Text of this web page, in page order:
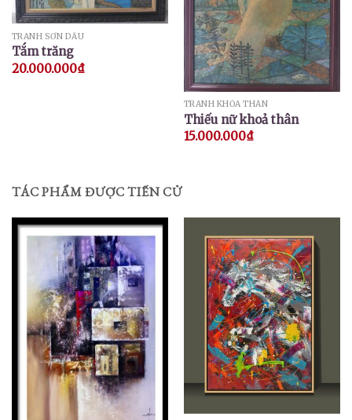
TRANH SƠN DẦU
Tắm trăng
20.000.000₫
TRANH KHỎA THÂN
Thiếu nữ khoả thân
15.000.000₫
TÁC PHẨM ĐƯỢC TIẾN CỬ